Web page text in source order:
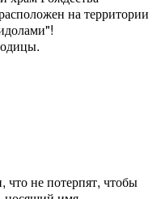
на территории
что не потерпят, чтобы